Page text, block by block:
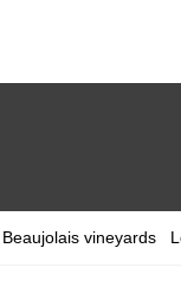
Beaujolais vineyards